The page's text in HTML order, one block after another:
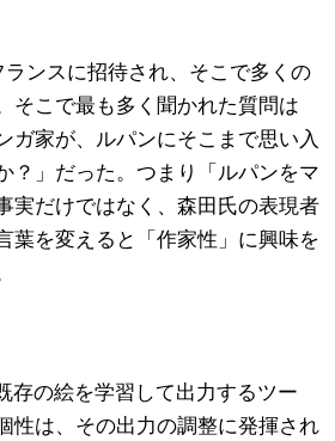
ンスに招待され、そこで多くの
そこで最も多く聞かれた質問は
ガ家が、ルパンにそこまで思い入
？」だった。つまり「ルパンをマ
実だけではなく、森田氏の表現者
葉を変えると「作家性」に興味を
存の絵を学習して出力するツー
性は、その出力の調整に発揮され